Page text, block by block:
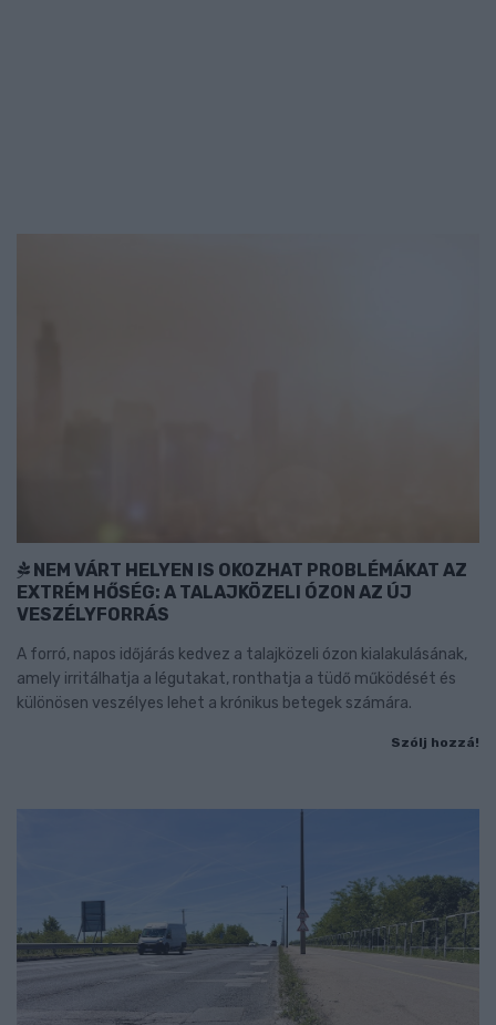
NEM VÁRT HELYEN IS OKOZHAT PROBLÉMÁKAT AZ
EXTRÉM HŐSÉG: A TALAJKÖZELI ÓZON AZ ÚJ
VESZÉLYFORRÁS
A forró, napos időjárás kedvez a talajközeli ózon kialakulásának,
amely irritálhatja a légutakat, ronthatja a tüdő működését és
különösen veszélyes lehet a krónikus betegek számára.
Szólj hozzá!